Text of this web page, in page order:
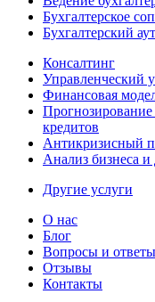
Бухгалтерское
Бухгалтерский
Консалтинг
Управленческий
Финансовая
Прогнозирование
кредитов
Антикризисный
Анализ бизнеса и
Другие услуги
О нас
Блог
Вопросы и ответы
Отзывы
Контакты